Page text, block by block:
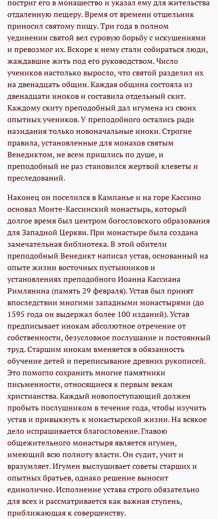
постриг его в монашество и указал ему для жительства
отдаленную пещеру. Время от времени отшельник
приносил святому пищу. Три года в полном
уединении святой вел суровую борьбу с искушениями
и превозмог их. Вскоре к нему стали собираться люди,
жаждавшие жить под его руководством. Число
учеников настолько выросло, что святой разделил их
на двенадцать общин. Каждая община состояла из
двенадцати иноков и составила отдельный скит.
Каждому скиту преподобный дал игумена из своих
опытных учеников. У преподобного остались ради
назидания только новоначальные иноки. Строгие
правила, установленные для монахов святым
Венедиктом, не всем пришлись по душе, и
преподобный не раз становился жертвой клеветы и
преследований.
Наконец он поселился в Кампанье и на горе Кассино
основал Монте-Кассинский монастырь, который
долгое время был центром богословского образования
для Западной Церкви. При монастыре была создана
замечательная библиотека. В этой обители
преподобный Венедикт написал устав, основанный на
опыте жизни восточных пустынников и
установлениях преподобногоИоанна Кассиана
Римлянина (память 29 февраля). Устав был принят
впоследствии многими западными монастырями (до
1595 года он выдержал более 100 изданий). Устав
предписывает инокам абсолютное отречение от
собственности, безусловное послушание и постоянный
труд. Старшим инокам вменяется в обязанность
обучение детей и переписывание древних рукописей.
Это помогло сохранить многие памятники
письменности, относящиеся к первым векам
христианства. Каждый новопоступающий должен
пробыть послушником в течение года, чтобы изучить
устав и привыкнуть к монастырской жизни. На всякое
дело испрашивается благословение. Главою
общежительного монастыря является игумен,
имеющий всю полноту власти. Он судит, учит и
вразумляет. Игумен выслушивает советы старших и
опытных братьев, однако решение выносит
единолично. Исполнение устава строго обязательно
для всех и рассматривается как важная ступень,
приближающая к совершенству.